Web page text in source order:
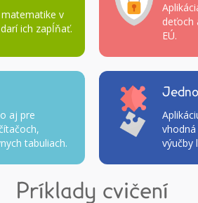
v
ich zapĺňať.
deťoch
EÚ.
aj pre
tabuliach.
výučby
Príklady cvičení